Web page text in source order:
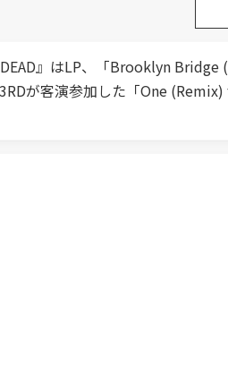
DEAD』はLP、「Brooklyn
が客演参加した「One